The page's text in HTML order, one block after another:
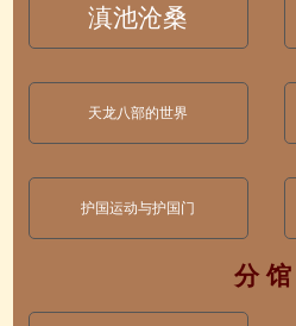
滇池沧桑
天龙八部的世界
护国运动与护国门
分 馆